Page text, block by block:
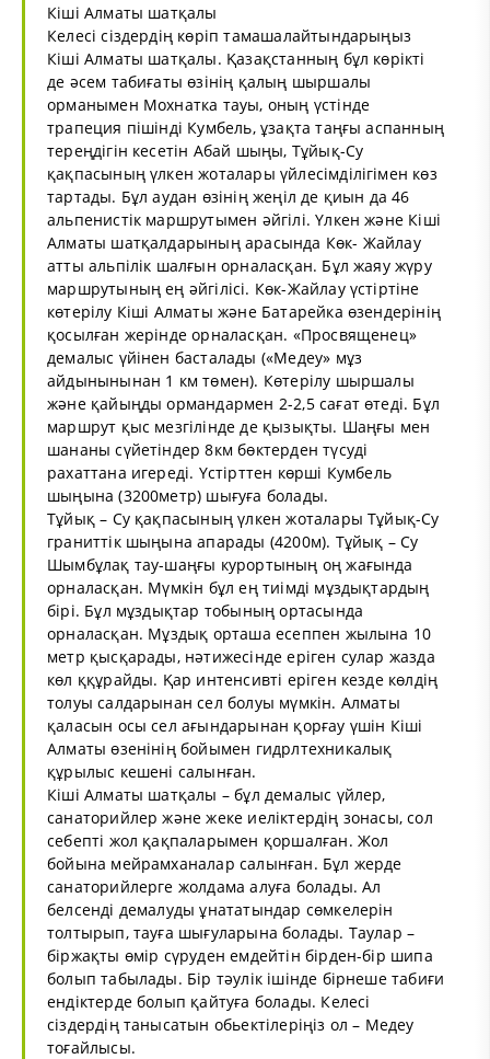
Кіші Алматы шатқалы
Келесі сіздердің көріп тамашалайтындарыңыз
Кіші Алматы шатқалы. Қазақстанның бұл көрікті
де әсем табиғаты өзінің қалың шыршалы
орманымен Мохнатка тауы, оның үстінде
трапеция пішінді Кумбель, ұзақта таңғы аспанның
тереңдігін кесетін Абай шыңы, Тұйық-Су
қақпасының үлкен жоталары үйлесімділігімен көз
тартады. Бұл аудан өзінің жеңіл де қиын да 46
альпенистік маршрутымен әйгілі. Үлкен және Кіші
Алматы шатқалдарының арасында Көк- Жайлау
атты альпілік шалғын орналасқан. Бұл жаяу жүру
маршрутының ең әйгілісі. Көк-Жайлау үстіртіне
көтерілу Кіші Алматы және Батарейка өзендерінің
қосылған жерінде орналасқан. «Просвященец»
демалыс үйінен басталады («Медеу» мұз
айдынынынан 1 км төмен). Көтерілу шыршалы
және қайыңды ормандармен 2-2,5 сағат өтеді. Бұл
маршрут қыс мезгілінде де қызықты. Шаңғы мен
шананы сүйетіндер 8км бөктерден түсуді
рахаттана игереді. Үстірттен көрші Кумбель
шыңына (3200метр) шығуға болады.
Тұйық – Су қақпасының үлкен жоталары Тұйық-Су
граниттік шыңына апарады (4200м). Тұйық – Су
Шымбұлақ тау-шаңғы курортының оң жағында
орналасқан. Мүмкін бұл ең тиімді мұздықтардың
бірі. Бұл мұздықтар тобының ортасында
орналасқан. Мұздық орташа есеппен жылына 10
метр қысқарады, нәтижесінде еріген сулар жазда
көл ққұрайды. Қар интенсивті еріген кезде көлдің
толуы салдарынан сел болуы мүмкін. Алматы
қаласын осы сел ағындарынан қорғау үшін Кіші
Алматы өзенінің бойымен гидрлтехникалық
құрылыс кешені салынған.
Кіші Алматы шатқалы – бұл демалыс үйлер,
санаторийлер және жеке иеліктердің зонасы, сол
себепті жол қақпаларымен қоршалған. Жол
бойына мейрамханалар салынған. Бұл жерде
санаторийлерге жолдама алуға болады. Ал
белсенді демалуды ұнататындар сөмкелерін
толтырып, тауға шығуларына болады. Таулар –
біржақты өмір сүруден емдейтін бірден-бір шипа
болып табылады. Бір тәулік ішінде бірнеше табиғи
ендіктерде болып қайтуға болады. Келесі
сіздердің танысатын обьектілеріңіз ол – Медеу
тоғайлысы.